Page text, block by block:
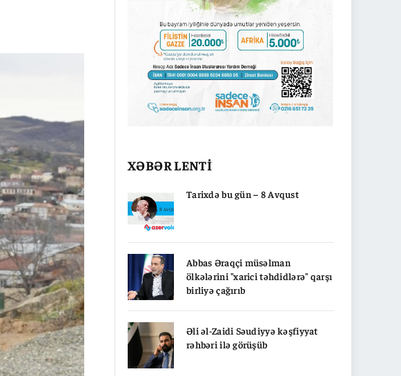
XƏBƏR LENTİ
Tarixdə bu gün – 8 Avqust
Abbas Əraqçi müsəlman
ölkələrini "xarici təhdidlərə" qarşı
birliyə çağırıb
Əli əl-Zaidi Səudiyyə kəşfiyyat
rəhbəri ilə görüşüb